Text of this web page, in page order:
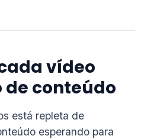
vídeo
conteúdo
está repleta de
esperando para
Suomi